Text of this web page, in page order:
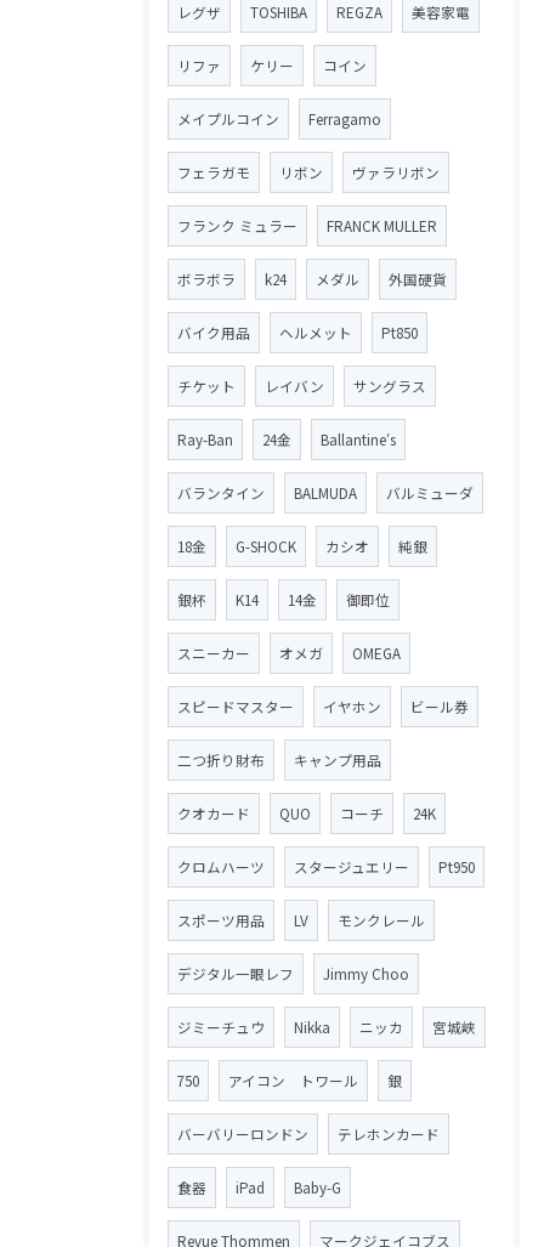
レグザ TOSHIBA REGZA 美容家電
リファ ケリー コイン
メイプルコイン Ferragamo
フェラガモ リボン ヴァラリボン
フランク ミュラー FRANCK MULLER
ボラボラ k24 メダル 外国硬貨
バイク用品 ヘルメット Pt850
チケット レイバン サングラス
Ray-Ban 24金 Ballantine′s
バランタイン BALMUDA バルミューダ
18金 G-SHOCK カシオ 純銀
銀杯 K14 14金 御即位
スニーカー オメガ OMEGA
スピードマスター イヤホン ビール券
二つ折り財布 キャンプ用品
クオカード QUO コーチ 24K
クロムハーツ スタージュエリー Pt950
スポーツ用品 LV モンクレール
デジタル一眼レフ Jimmy Choo
ジミーチュウ Nikka ニッカ 宮城峡
750 アイコン トワール 銀
バーバリーロンドン テレホンカード
食器 iPad Baby-G
Revue Thommen マークジェイコブス